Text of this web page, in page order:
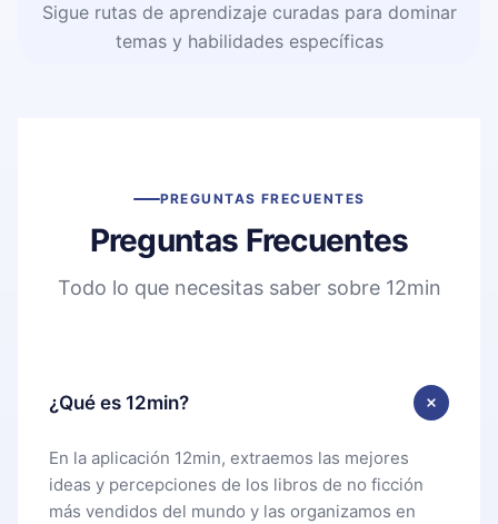
Sigue rutas de aprendizaje curadas para dominar
temas y habilidades específicas
PREGUNTAS FRECUENTES
Preguntas Frecuentes
Todo lo que necesitas saber sobre 12min
¿Qué es 12min?
En la aplicación 12min, extraemos las mejores
ideas y percepciones de los libros de no ficción
más vendidos del mundo y las organizamos en